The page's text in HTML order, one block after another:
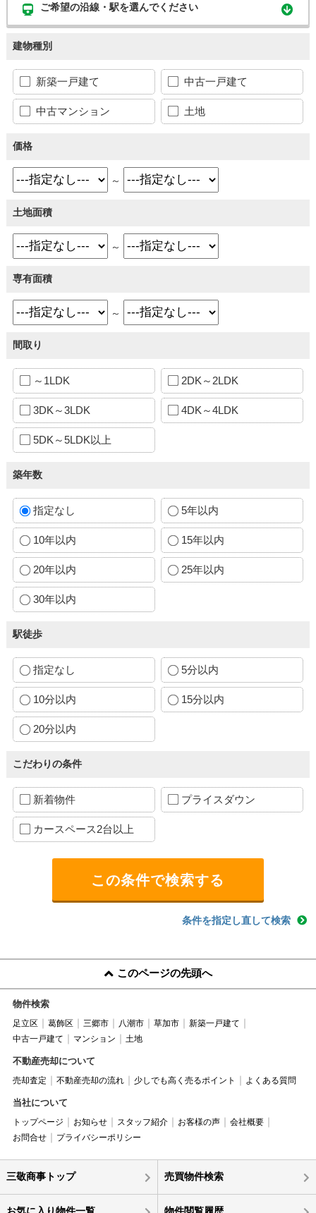
ご希望の沿線・駅を選んでください
建物種別
新築一戸建て 中古一戸建て
中古マンション 土地
価格
～
土地面積
～
専有面積
～
間取り
～1LDK 2DK～2LDK
3DK～3LDK 4DK～4LDK
5DK～5LDK以上
築年数
指定なし 5年以内
10年以内 15年以内
20年以内 25年以内
30年以内
駅徒歩
指定なし 5分以内
10分以内 15分以内
20分以内
こだわりの条件
新着物件 プライスダウン
カースペース2台以上
条件を指定し直して検索
このページの先頭へ
物件検索
足立区 葛飾区 三郷市 八潮市 草加市
新築一戸建て
中古一戸建て
マンション 土地
不動産売却について
売却査定 不動産売却の流れ 少しでも高く売るポイント よくある質問
当社について
トップページ お知らせ スタッフ紹介 お客様の声
会社概要
お問合せ
プライバシーポリシー
三敬商事トップ 売買物件検索